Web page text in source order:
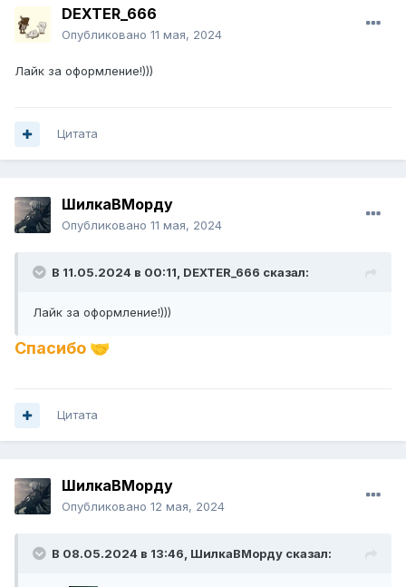
DEXTER_666
Опубликовано 11 мая, 2024
Лайк за оформление!)))
Цитата
ШилкаВМорду
Опубликовано 11 мая, 2024
В 11.05.2024 в 00:11, DEXTER_666 сказал:
Лайк за оформление!)))
Спасибо 🤝
Цитата
ШилкаВМорду
Опубликовано 12 мая, 2024
В 08.05.2024 в 13:46, ШилкаВМорду сказал: